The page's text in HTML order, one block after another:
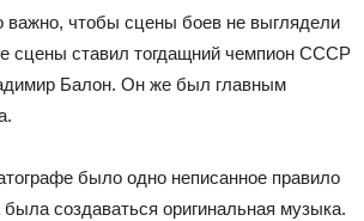
чтобы сцены боев не выглядели
сцены ставил тогдащний чемпион СССР
Балон. Он же был главным
было одно неписанное правило
создаваться оригинальная музыка.